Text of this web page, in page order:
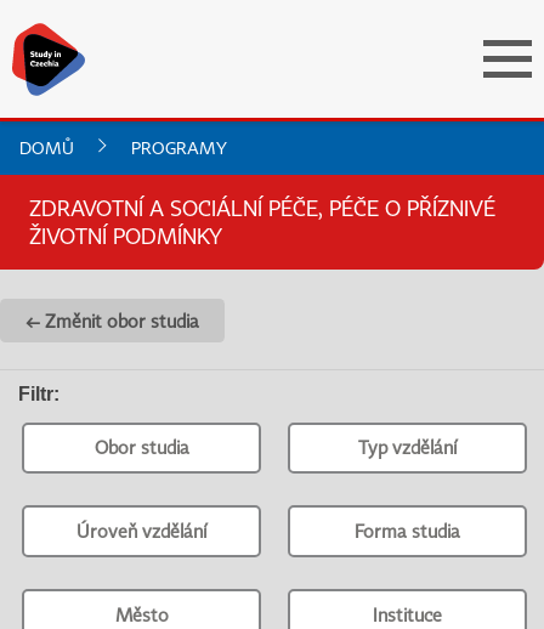
DOMŮ PROGRAMY
ZDRAVOTNÍ A SOCIÁLNÍ PÉČE, PÉČE O PŘÍZNIVÉ
ŽIVOTNÍ PODMÍNKY
← Změnit obor studia
Filtr:
Obor studia Typ vzdělání
Úroveň vzdělání Forma studia
Město Instituce